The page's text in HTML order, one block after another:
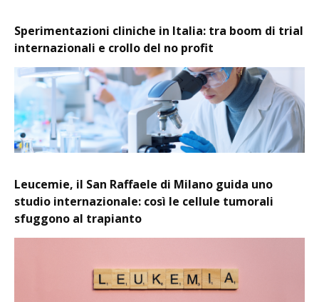
Sperimentazioni cliniche in Italia: tra boom di trial
internazionali e crollo del no profit
Leucemie, il San Raffaele di Milano guida uno
studio internazionale: così le cellule tumorali
sfuggono al trapianto